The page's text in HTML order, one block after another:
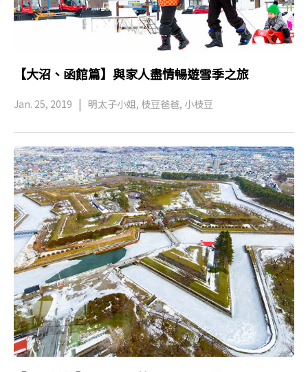
【大沼、函館篇】與家人盡情暢遊雪季之旅
Jan. 25, 2019 明太子小姐, 枝豆爸爸, 小枝豆